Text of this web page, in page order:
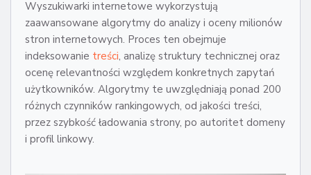
Wyszukiwarki internetowe wykorzystują
zaawansowane algorytmy do analizy i oceny milionów
stron internetowych. Proces ten obejmuje
indeksowanie treści, analizę struktury technicznej oraz
ocenę relevantności względem konkretnych zapytań
użytkowników. Algorytmy te uwzględniają ponad 200
różnych czynników rankingowych, od jakości treści,
przez szybkość ładowania strony, po autoritet domeny
i profil linkowy.